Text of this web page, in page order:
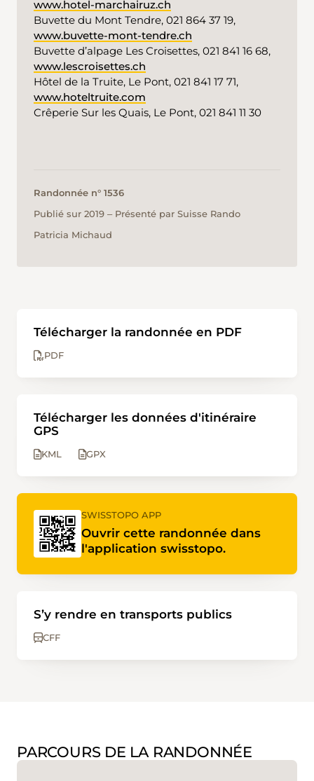
www.hotel-marchairuz.ch
Buvette du Mont Tendre, 021 864 37 19,
www.buvette-mont-tendre.ch
Buvette d’alpage Les Croisettes, 021 841 16 68,
www.lescroisettes.ch
Hôtel de la Truite, Le Pont, 021 841 17 71,
www.hoteltruite.com
Crêperie Sur les Quais, Le Pont, 021 841 11 30
Randonnée n° 1536
Publié sur 2019 ‒ Présenté par Suisse Rando
Patricia Michaud
Télécharger la randonnée en PDF
PDF
Télécharger les données d'itinéraire
GPS
KML GPX
SWISSTOPO APP
Ouvrir cette randonnée dans
l'application swisstopo.
S’y rendre en transports publics
CFF
PARCOURS DE LA RANDONNÉE